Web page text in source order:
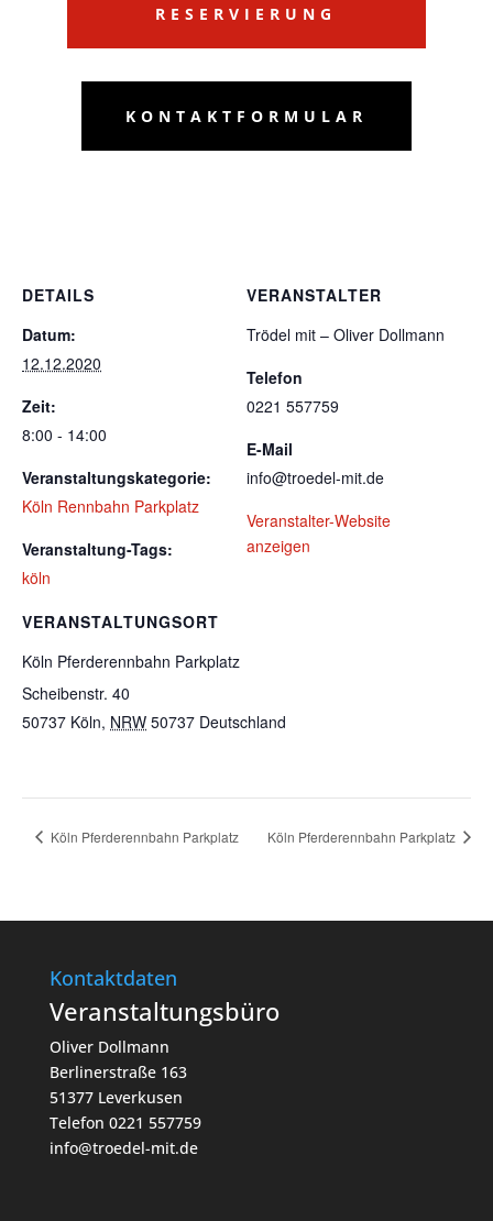
RESERVIERUNG
KONTAKTFORMULAR
DETAILS
Datum:
12.12.2020
Zeit:
8:00 - 14:00
Veranstaltungskategorie:
Köln Rennbahn Parkplatz
Veranstaltung-Tags:
köln
VERANSTALTUNGSORT
Köln Pferderennbahn Parkplatz
Scheibenstr. 40
50737 Köln, NRW 50737 Deutschland
VERANSTALTER
Trödel mit – Oliver Dollmann
Telefon
0221 557759
E-Mail
info@troedel-mit.de
Veranstalter-Website
anzeigen
Köln Pferderennbahn Parkplatz Köln Pferderennbahn Parkplatz
Kontaktdaten
Veranstaltungsbüro
Oliver Dollmann
Berlinerstraße 163
51377 Leverkusen
Telefon 0221 557759
info@troedel-mit.de